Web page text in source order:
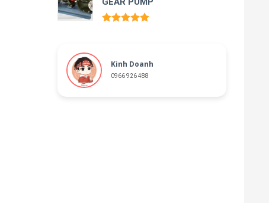
Kinh Doanh
0966 926 488